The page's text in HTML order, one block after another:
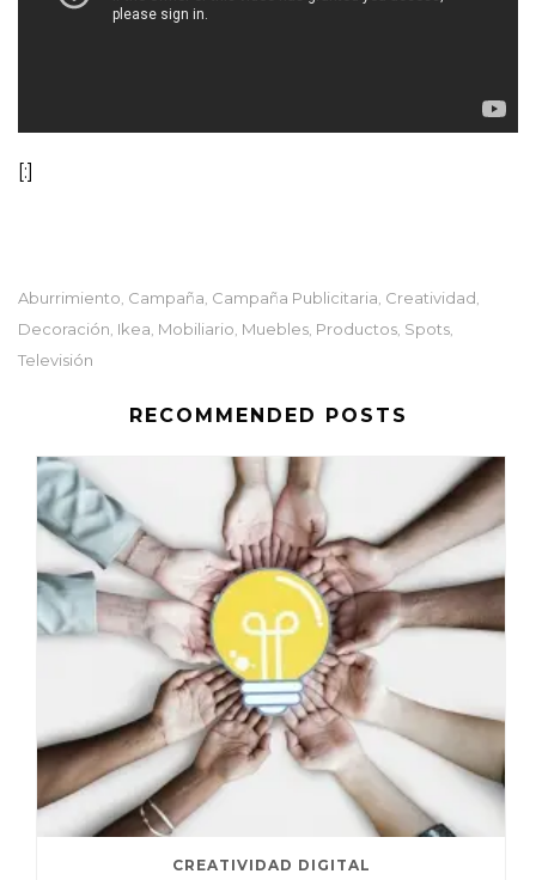
[:]
Aburrimiento Campaña Campaña Publicitaria Creatividad
Decoración Ikea Mobiliario Muebles Productos Spots
Televisión
RECOMMENDED POSTS
CREATIVIDAD DIGITAL